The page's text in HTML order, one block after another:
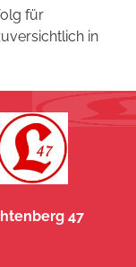
für
in
47